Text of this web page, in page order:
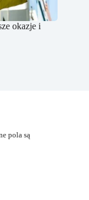
okazje i
pola są